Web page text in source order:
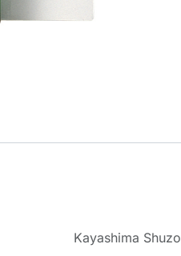
Kayashima Shuzo